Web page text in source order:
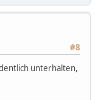
#8
unterhalten,